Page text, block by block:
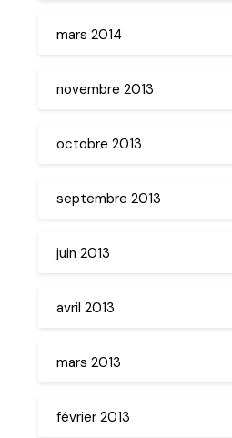
mars 2014
novembre 2013
octobre 2013
septembre 2013
juin 2013
avril 2013
mars 2013
février 2013